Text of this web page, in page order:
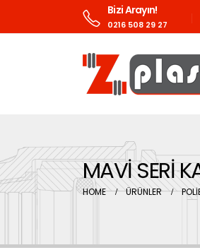
Bizi Arayın!
0216 508 29 27
MAVİ SERİ
HOME ÜRÜNLER